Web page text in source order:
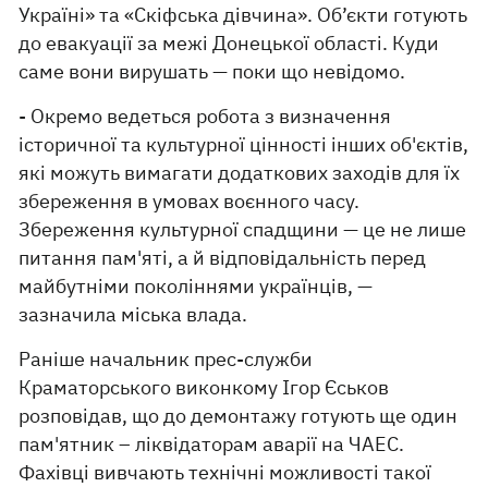
Україні» та «Скіфська дівчина». Об’єкти готують
до евакуації за межі Донецької області. Куди
саме вони вирушать — поки що невідомо.
- Окремо ведеться робота з визначення
історичної та культурної цінності інших об'єктів,
які можуть вимагати додаткових заходів для їх
збереження в умовах воєнного часу.
Збереження культурної спадщини — це не лише
питання пам'яті, а й відповідальність перед
майбутніми поколіннями українців, —
зазначила міська влада.
Раніше начальник прес-служби
Краматорського виконкому Ігор Єськов
розповідав, що до демонтажу готують ще один
пам'ятник – ліквідаторам аварії на ЧАЕС.
Фахівці вивчають технічні можливості такої